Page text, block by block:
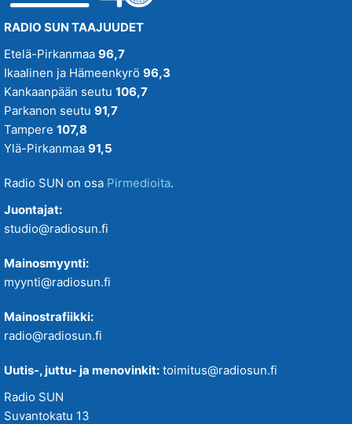
RADIO SUN TAAJUUDET
Etelä-Pirkanmaa 96,7
Ikaalinen ja Hämeenkyrö 96,3
Kankaanpään seutu 106,7
Parkanon seutu 91,7
Tampere 107,8
Ylä-Pirkanmaa 91,5
Radio SUN on osa Pirmedioita.
Juontajat:
studio@radiosun.fi
Mainosmyynti:
myynti@radiosun.fi
Mainostrafiikki:
radio@radiosun.fi
Uutis-, juttu- ja menovinkit: toimitus@radiosun.fi
Radio SUN
Suvantokatu 13